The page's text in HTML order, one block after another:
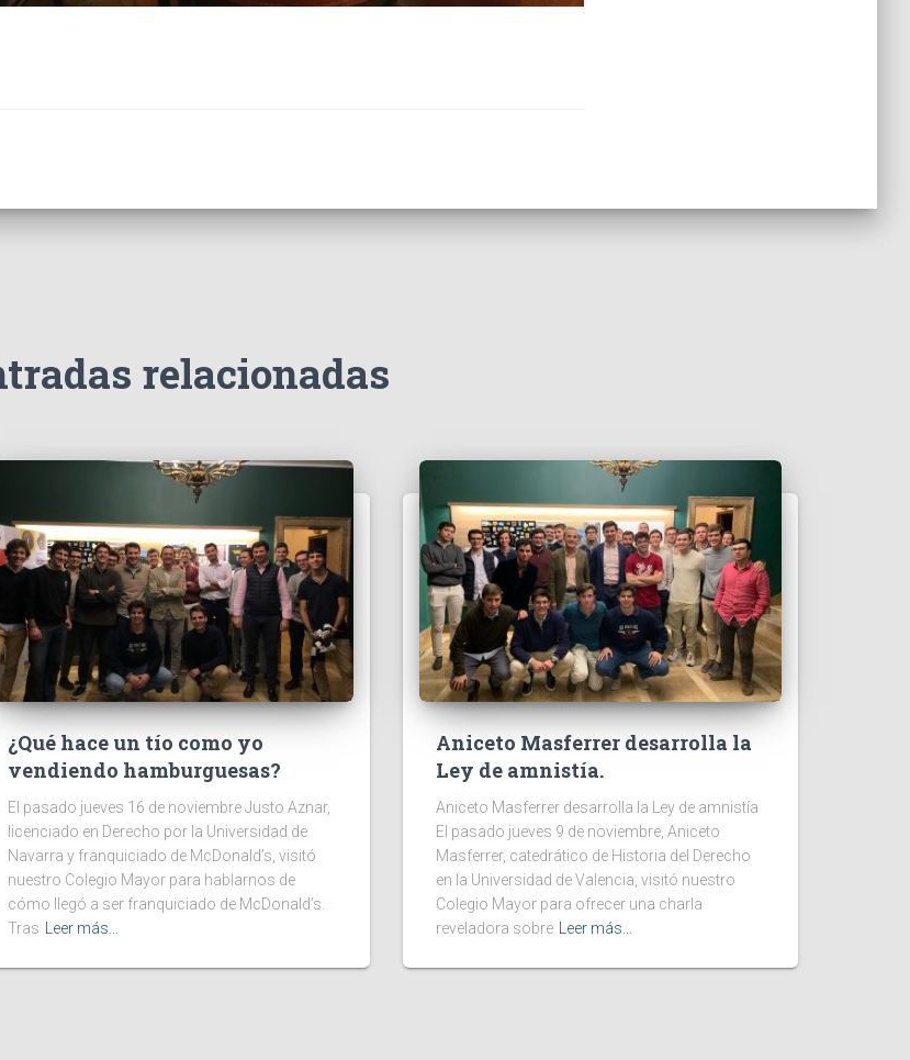
relacionadas
¿Qué hace un tío como yo
vendiendo hamburguesas?
El pasado jueves 16 de noviembre Justo Aznar,
licenciado en Derecho por la Universidad de
Navarra y franquiciado de McDonald’s, visitó
nuestro Colegio Mayor para hablarnos de
cómo llegó a ser franquiciado de McDonald’s.
Tras
Leer más…
Aniceto Masferrer desarrolla la
Ley de amnistía.
Aniceto Masferrer desarrolla la Ley de amnistía
El pasado jueves 9 de noviembre, Aniceto
Masferrer, catedrático de Historia del Derecho
en la Universidad de Valencia, visitó nuestro
Colegio Mayor para ofrecer una charla
reveladora sobre
Leer más…